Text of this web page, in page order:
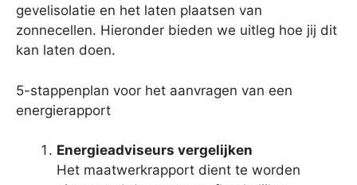
gevelisolatie en het laten plaatsen van
zonnecellen. Hieronder bieden we uitleg hoe jij dit
kan laten doen.
5-stappenplan voor het aanvragen van een
energierapport
Energieadviseurs vergelijken
Het maatwerkrapport dient te worden